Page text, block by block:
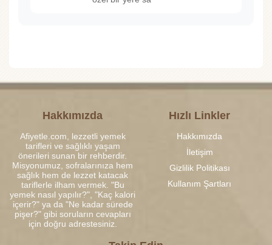
Hakkımızda
Afiyetle.com, lezzetli yemek
tarifleri ve sağlıklı yaşam
önerileri sunan bir rehberdir.
Misyonumuz, sofralarınıza hem
sağlık hem de lezzet katacak
tariflerle ilham vermek. "Bu
yemek nasıl yapılır?", "Kaç kalori
içerir?" ya da "Ne kadar sürede
pişer?" gibi soruların cevapları
için doğru adrestesiniz.
Hızlı Linkler
Hakkımızda
İletişim
Gizlilik Politikası
Kullanım Şartları